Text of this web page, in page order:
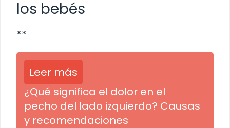
los bebés
**
Leer más
¿Qué significa el dolor en el
pecho del lado izquierdo? Causas
y recomendaciones